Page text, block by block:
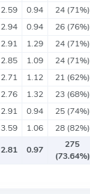
2.59 0.94 24 (71%)
2.94 0.94 26 (76%)
2.91 1.29 24 (71%)
2.85 1.09 24 (71%)
2.71 1.12 21 (62%)
2.76 1.32 23 (68%)
2.91 0.94 25 (74%)
3.59 1.06 28 (82%)
2.81 0.97
275
(73.64%)